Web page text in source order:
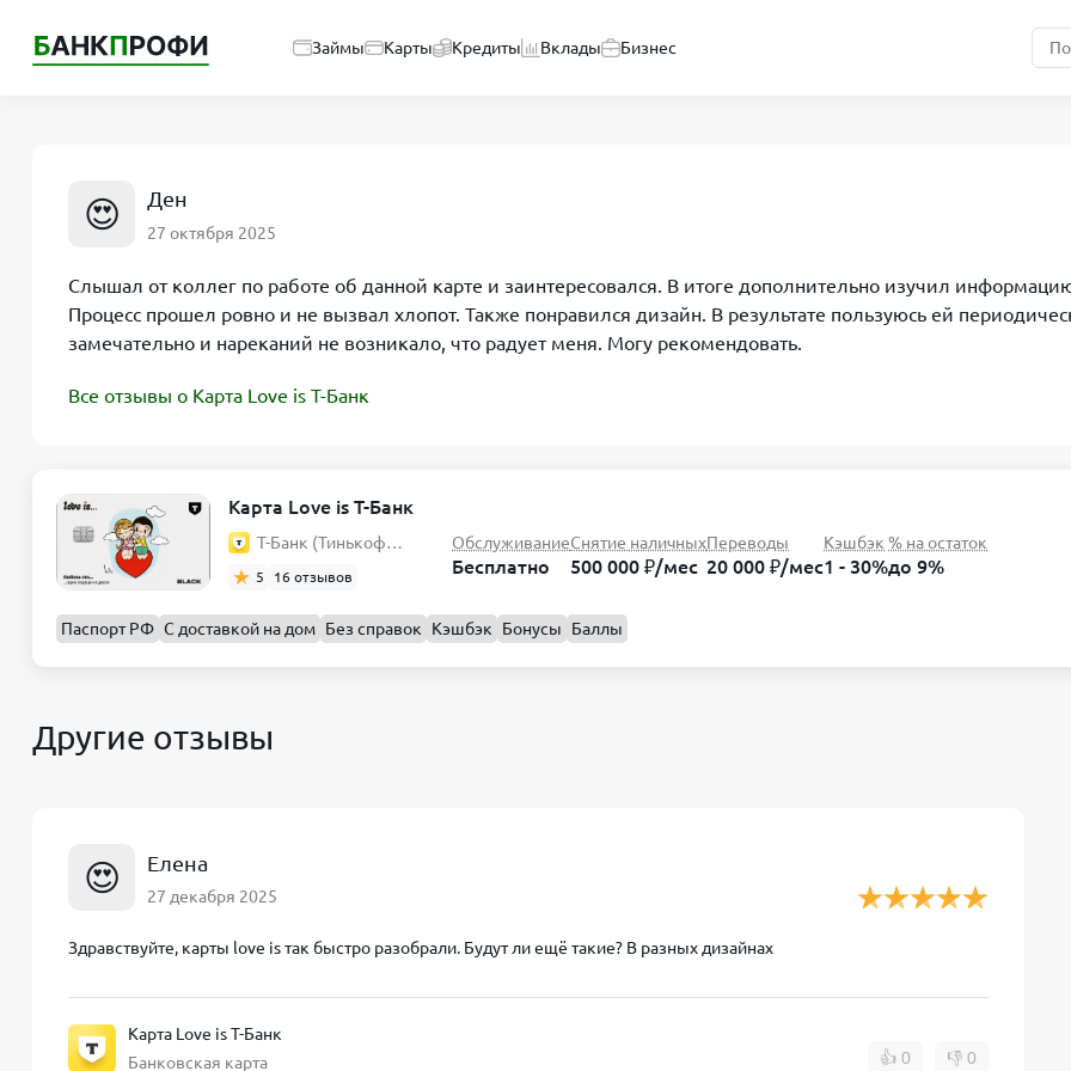
Займы Карты Кредиты Вклады Бизнес
😍 Ден
27 октября 2025
Слышал от коллег по работе об данной карте и заинтересовался. В итоге дополнительно изучил
Процесс прошел ровно и не вызвал хлопот. Также понравился дизайн. В результате пользуюсь ей
замечательно и нареканий не возникало, что радует меня. Могу рекомендовать.
Все отзывы о Карта Love is Т-Банк
Карта Love is Т-Банк
Т-Банк (Тинькофф)
5 16 отзывов
Обслуживание
Бесплатно
Снятие наличных
500 000 ₽/мес
Переводы
20 000 ₽/мес
Кэшбэк
1 - 30%
% на остаток
до 9%
Паспорт РФ С доставкой на дом Без справок Кэшбэк Бонусы Баллы
Другие отзывы
😍 Елена
27 декабря 2025
Здравствуйте, карты love is так быстро разобрали. Будут ли ещё такие? В разных дизайнах
Карта Love is Т-Банк
Банковская карта
👍 0 👎 0